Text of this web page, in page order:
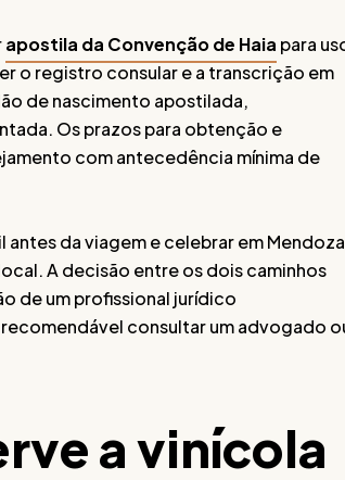
apostila da Convenção de Haia para
o registro consular e a transcrição em
de nascimento apostilada,
Os prazos para obtenção e
com antecedência mínima de
da viagem e celebrar em
A decisão entre os dois caminhos
de um profissional jurídico
consultar um advogado
a vinícola